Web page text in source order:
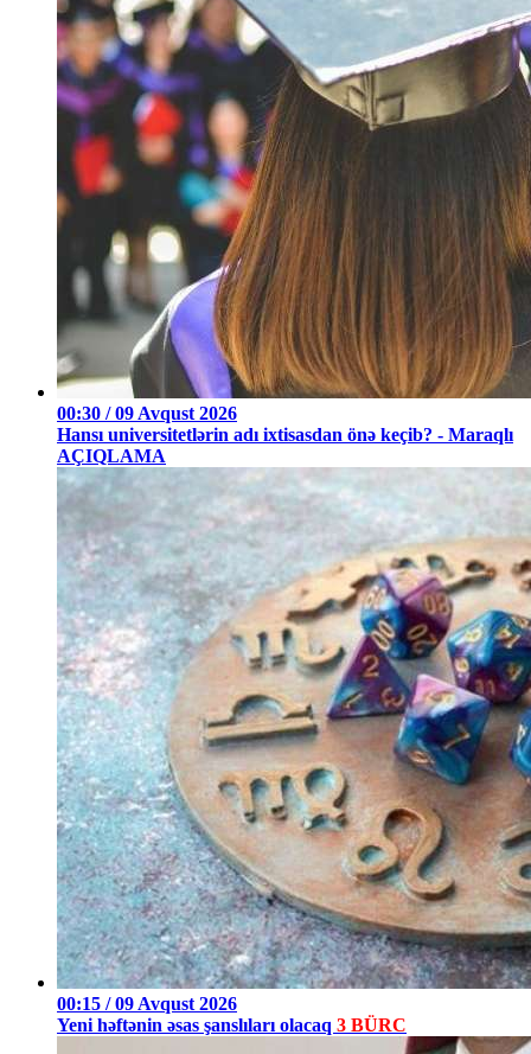
00:30 / 09 Avqust 2026
Hansı universitetlərin adı ixtisasdan önə keçib? - Maraqlı
AÇIQLAMA
00:15 / 09 Avqust 2026
Yeni həftənin əsas şanslıları olacaq 3 BÜRC